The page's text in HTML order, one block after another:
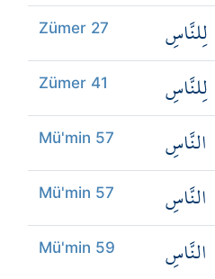
Zümer 27 لِلنَّاسِ
Zümer 41 لِلنَّاسِ
Mü'min 57 النَّاسِ
Mü'min 57 النَّاسِ
Mü'min 59 النَّاسِ